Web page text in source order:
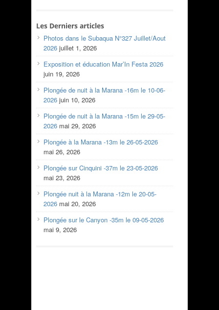
Les Derniers articles
Photos dans le Subaqua N°327 Juillet/Aout
2026 juillet 1, 2026
Exposition et éducation Mar’In Festa 2026
juin 19, 2026
Plongée de nuit à la Marana -16m le 10-06-
2026 juin 10, 2026
Plongée de nuit à la Marana -15m le 29-05-
2026 mai 29, 2026
Plongée à la Marana -13m le 26-05-2026
mai 26, 2026
Plongée sur Cinquini -37m le 23-05-2026
mai 23, 2026
Plongée nuit à la Marana -12m le 20-05-
2026 mai 20, 2026
Plongée sur le Canyon -35m le 09-05-2026
mai 9, 2026